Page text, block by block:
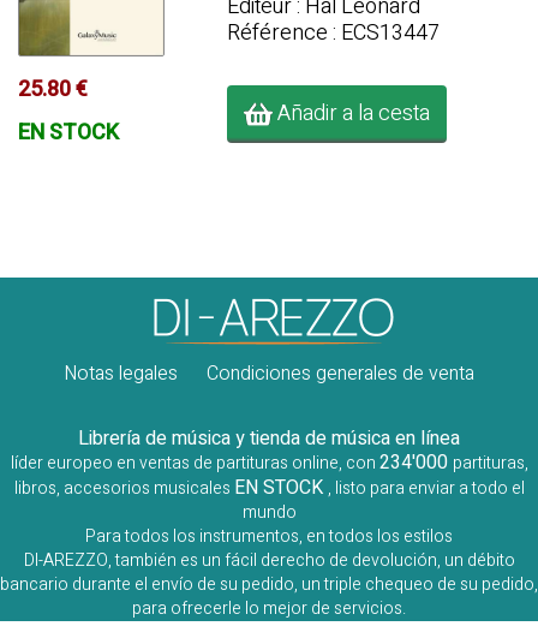
25.80 €
EN STOCK
Editeur : Hal Leonard
Référence : ECS13447
Añadir a la cesta
Notas legales Condiciones generales de venta
Librería de música y tienda de música en línea
líder europeo en ventas de partituras online, con234'000 partituras,
libros, accesorios musicales EN STOCK , listo para enviar a todo el
mundo
Para todos los instrumentos, en todos los estilos
DI-AREZZO, también es un fácil derecho de devolución, un débito
bancario durante el envío de su pedido, un triple chequeo de su pedido,
para ofrecerle lo mejor de servicios.